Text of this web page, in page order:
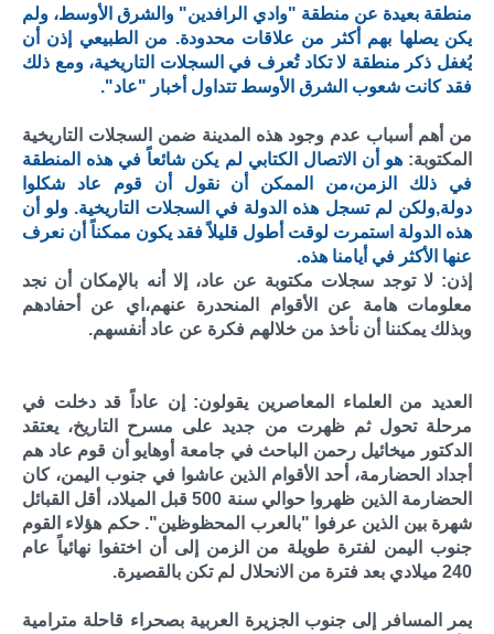
منطقة بعيدة عن منطقة "وادي الرافدين" والشرق الأوسط، ولم
يكن يصلها بهم أكثر من علاقات محدودة. من الطبيعي إذن أن
يُغفل ذكر منطقة لا تكاد تُعرف في السجلات التاريخية، ومع ذلك
فقد كانت شعوب الشرق الأوسط تتداول أخبار "عاد".
من أهم أسباب عدم وجود هذه المدينة ضمن السجلات التاريخية
المكتوبة: هو أن الاتصال الكتابي لم يكن شائعاً في هذه المنطقة
في ذلك الزمن،من الممكن أن نقول أن قوم عاد شكلوا
دولة,ولكن لم تسجل هذه الدولة في السجلات التاريخية. ولو أن
هذه الدولة استمرت لوقت أطول قليلاً فقد يكون ممكناً أن نعرف
عنها الأكثر في أيامنا هذه.
إذن: لا توجد سجلات مكتوبة عن عاد، إلا أنه بالإمكان أن نجد
معلومات هامة عن الأقوام المنحدرة عنهم،اي عن أحفادهم
وبذلك يمكننا أن نأخذ من خلالهم فكرة عن عاد أنفسهم.
العديد من العلماء المعاصرين يقولون: إن عاداً قد دخلت في
مرحلة تحول ثم ظهرت من جديد على مسرح التاريخ، يعتقد
الدكتور ميخائيل رحمن الباحث في جامعة أوهايو أن قوم عاد هم
أجداد الحضارمة، أحد الأقوام الذين عاشوا في جنوب اليمن، كان
الحضارمة الذين ظهروا حوالي سنة 500 قبل الميلاد، أقل القبائل
شهرة بين الذين عرفوا "بالعرب المحظوظين". حكم هؤلاء القوم
جنوب اليمن لفترة طويلة من الزمن إلى أن اختفوا نهائياً عام
240 ميلادي بعد فترة من الانحلال لم تكن بالقصيرة.
يمر المسافر إلى جنوب الجزيرة العربية بصحراء قاحلة مترامية